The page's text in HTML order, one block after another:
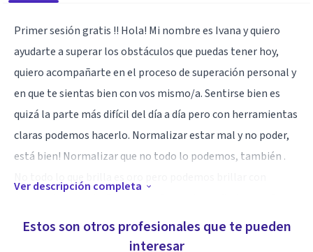
Primer sesión gratis !! Hola! Mi nombre es Ivana y quiero
ayudarte a superar los obstáculos que puedas tener hoy,
quiero acompañarte en el proceso de superación personal y
en que te sientas bien con vos mismo/a. Sentirse bien es
quizá la parte más difícil del día a día pero con herramientas
claras podemos hacerlo. Normalizar estar mal y no poder,
está bien! Normalizar que no todo lo podemos, también .
Especialidad
Ver descripción completa
Estos son otros profesionales que te pueden
interesar